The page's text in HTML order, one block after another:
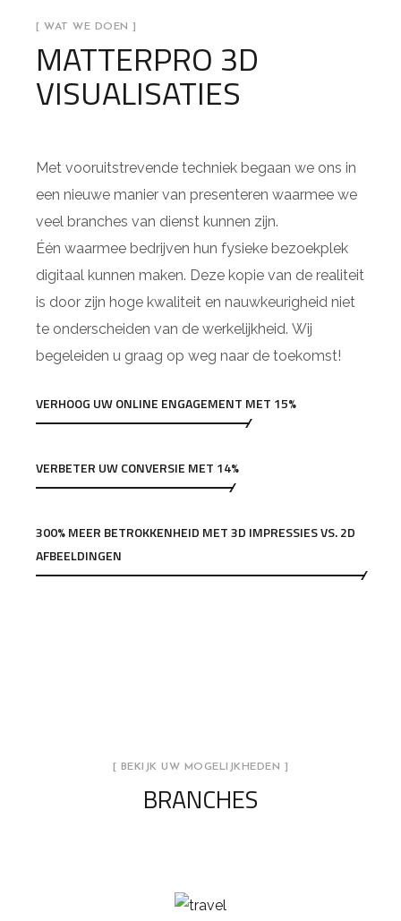
[ WAT WE DOEN ]
MATTERPRO 3D
VISUALISATIES
Met vooruitstrevende techniek begaan we ons in
een nieuwe manier van presenteren waarmee we
veel branches van dienst kunnen zijn.
Één waarmee bedrijven hun fysieke bezoekplek
digitaal kunnen maken. Deze kopie van de realiteit
is door zijn hoge kwaliteit en nauwkeurigheid niet
te onderscheiden van de werkelijkheid. Wij
begeleiden u graag op weg naar de toekomst!
VERHOOG UW ONLINE ENGAGEMENT MET 15%
VERBETER UW CONVERSIE MET 14%
300% MEER BETROKKENHEID MET 3D IMPRESSIES VS. 2D
AFBEELDINGEN
[ BEKIJK UW MOGELIJKHEDEN ]
BRANCHES